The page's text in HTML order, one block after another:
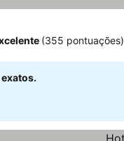
(355 pontuações)